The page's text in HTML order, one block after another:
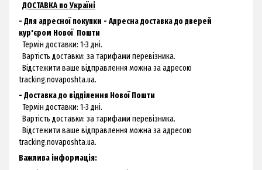
ДОСТАВКА по Україні
- Для адресної покупки - Адресна доставка до дверей
кур'єром Нової Пошти
Термін доставки: 1-3 дні.
Вартість доставки: за тарифами перевізника.
Відстежити ваше відправлення можна за адресою
tracking.novaposhta.ua.
- Доставка до відділення Нової Пошти
Термін доставки: 1-3 дні.
Вартість доставки: за тарифами перевізника.
Відстежити ваше відправлення можна за адресою
tracking.novaposhta.ua.
Важлива інформація: